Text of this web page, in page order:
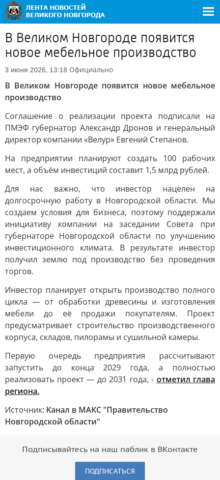
В Великом Новгороде появится
новое мебельное производство
3 июня 2026, 13:18 Официально
В Великом Новгороде появится новое мебельное
производство
Соглашение о реализации проекта подписали на
ПМЭФ губернатор Александр Дронов и генеральный
директор компании «Велур» Евгений Степанов.
На предприятии планируют создать 100 рабочих
мест, а объём инвестиций составит 1,5 млрд рублей.
Для нас важно, что инвестор нацелен на
долгосрочную работу в Новгородской области. Мы
создаем условия для бизнеса, поэтому поддержали
инициативу компании на заседании Совета при
губернаторе Новгородской области по улучшению
инвестиционного климата. В результате инвестор
получил землю под производство без проведения
торгов.
Инвестор планирует открыть производство полного
цикла — от обработки древесины и изготовления
мебели до её продажи покупателям. Проект
предусматривает строительство производственного
корпуса, складов, пилорамы и сушильной камеры.
Первую очередь предприятия рассчитывают
запустить до конца 2029 года, а полностью
реализовать проект — до 2031 года, - отметил глава
региона.
Источник: Канал в МАКС "Правительство
Новгородской области"
Подписывайтесь на наш паблик в ВКонтакте
ПОДПИСАТЬСЯ